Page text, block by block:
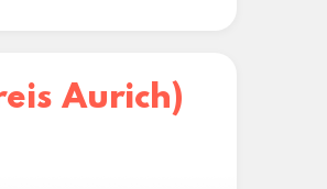
Aurich)